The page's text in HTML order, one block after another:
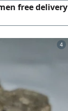
free delivery
4